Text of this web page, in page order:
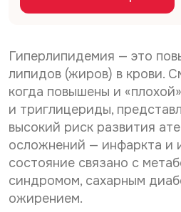
Гиперлипидемия — это
липидов (жиров) в крови.
когда повышены и
и триглицериды,
высокий риск развития
осложнений — инфаркта и
состояние связано с
синдромом, сахарным
ожирением.
о
л
а
с
и
е
н
а
о
б
р
данных
С
о
г
а
с
и
е
н
а
Даю согласие на
рассылки
н
н
ы
С
о
г
л
а
с
и
л
а
с
и
е
н
а
о
б
р
б
Даю согласие на
Телефон*
E-mail*
Дата выдачи направления*